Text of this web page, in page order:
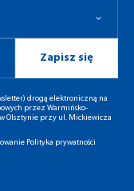
Zapisz się
drogą elektroniczną na
przez Warmińsko-
Olsztynie przy ul. Mickiewicza
Polityka prywatności